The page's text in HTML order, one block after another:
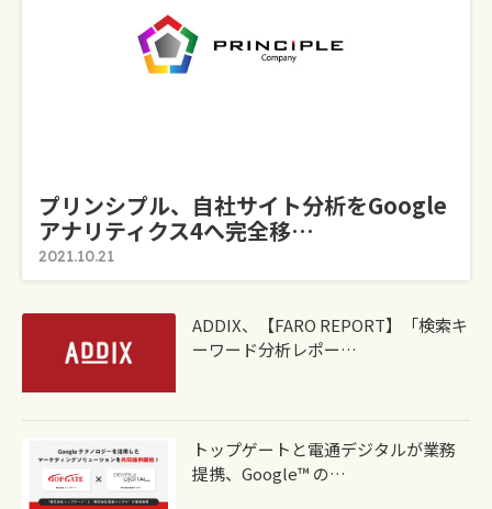
プリンシプル、自社サイト分析をGoogle
アナリティクス4へ完全移…
2021.10.21
ADDIX、【FARO REPORT】「検索キ
ーワード分析レポー…
トップゲートと電通デジタルが業務
提携、Google™ の…